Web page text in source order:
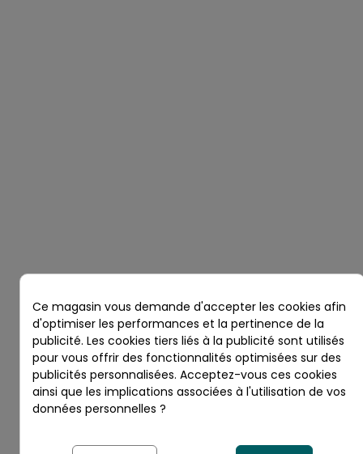
Ce magasin vous demande d'accepter les cookies afin
d'optimiser les performances et la pertinence de la
publicité. Les cookies tiers liés à la publicité sont utilisés
pour vous offrir des fonctionnalités optimisées sur des
publicités personnalisées. Acceptez-vous ces cookies
ainsi que les implications associées à l'utilisation de vos
données personnelles ?